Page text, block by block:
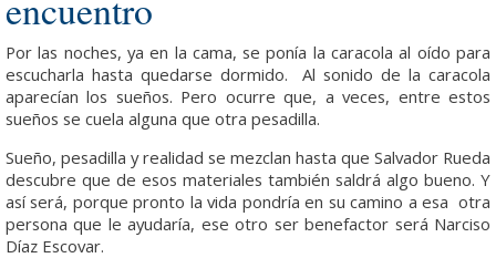
Por las noches, ya en la cama, se ponía la caracola al oído para
escucharla hasta quedarse dormido. Al sonido de la caracola
aparecían los sueños. Pero ocurre que, a veces, entre estos
sueños se cuela alguna que otra pesadilla.
Sueño, pesadilla y realidad se mezclan hasta que Salvador Rueda
descubre que de esos materiales también saldrá algo bueno. Y
así será, porque pronto la vida pondría en su camino a esa otra
persona que le ayudaría, ese otro ser benefactor será Narciso
Díaz Escovar.